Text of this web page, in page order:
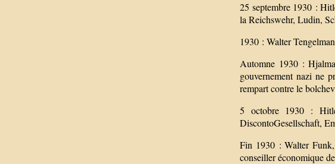
25 septembre 1930 :
la Reichswehr, Ludin,
1930 : Walter
Automne 1930 :
gouvernement nazi ne
rempart contre le
5 octobre 1930 :
DiscontoGesellschaft,
Fin 1930 : Walter
conseiller économique